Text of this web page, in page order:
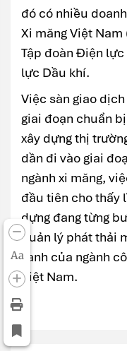
Aa
đó có nhiều
Xi măng Việt Nam
Tập đoàn Điện lực
lực Dầu khí.
Việc sàn giao
giai đoạn chuẩn
xây dựng thị
dần đi vào giai
ngành xi măng,
đầu tiên cho thấy
dựng đang từng
quản lý phát thải
xanh của ngành
Việt Nam.